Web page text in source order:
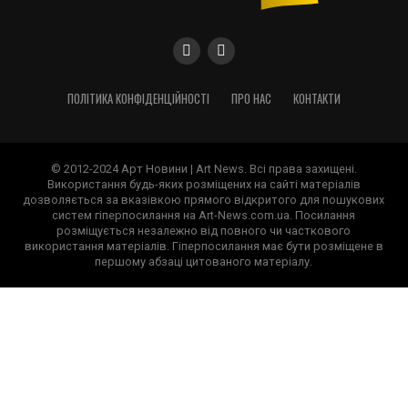
ПОЛІТИКА КОНФІДЕНЦІЙНОСТІ ПРО НАС КОНТАКТИ
© 2012-2024 Арт Новини | Art News. Всі права захищені.
Використання будь-яких розміщених на сайті матеріалів
дозволяється за вказівкою прямого відкритого для пошукових
систем гіперпосилання на Art-News.com.ua. Посилання
розміщується незалежно від повного чи часткового
використання матеріалів. Гіперпосилання має бути розміщене в
першому абзаці цитованого матеріалу.